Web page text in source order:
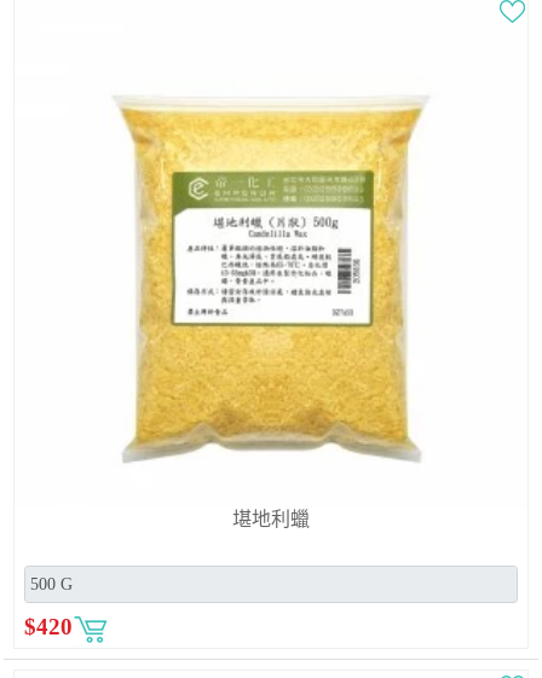
堪地利蠟
$420